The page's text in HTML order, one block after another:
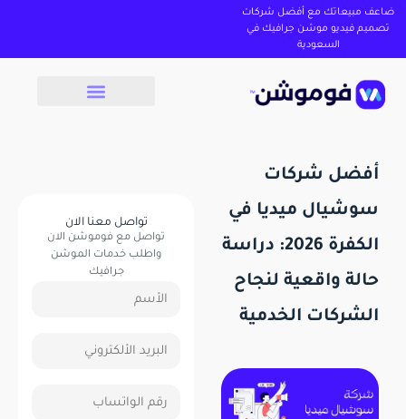
ضاعف مبيعاتك مع أفضل شركات
تصميم فيديو موشن جرافيك في
السعودية
أفضل شركات
سوشيال ميديا في
الكفرة 2026: دراسة
حالة واقعية لنجاح
الشركات الخدمية
تواصل معنا الان
تواصل مع فوموشن الان
واطلب خدمات الموشن
جرافيك